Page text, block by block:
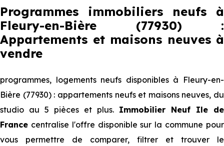
Programmes immobiliers neufs à
Fleury-en-Bière (77930) :
Appartements et maisons neuves à
vendre
programmes, logements neufs disponibles à Fleury-en-
Bière (77930) : appartements neufs et maisons neuves, du
studio au 5 pièces et plus. Immobilier Neuf Ile de
France centralise l'offre disponible sur la commune pour
vous permettre de comparer, filtrer et trouver le